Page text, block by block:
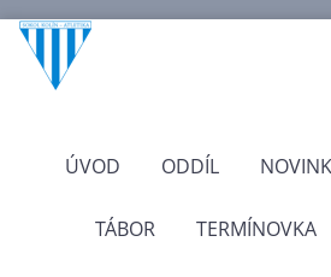
ÚVOD ODDÍL
TÁBOR TERMÍNOVKA